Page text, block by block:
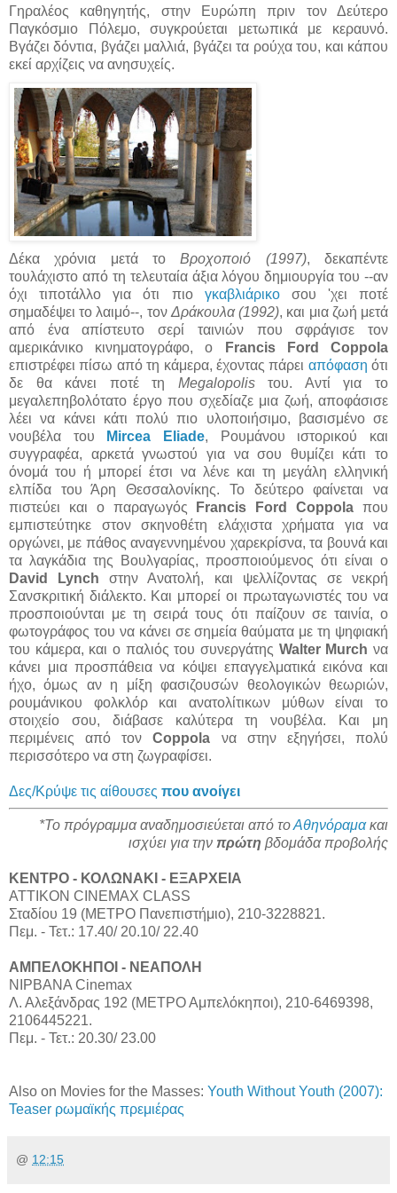
Γηραλέος καθηγητής, στην Ευρώπη πριν τον Δεύτερο
Παγκόσμιο Πόλεμο, συγκρούεται μετωπικά με κεραυνό.
Βγάζει δόντια, βγάζει μαλλιά, βγάζει τα ρούχα του, και κάπου
εκεί αρχίζεις να ανησυχείς.
Δέκα χρόνια μετά τοΒροχοποιό (1997), δεκαπέντε
τουλάχιστο από τη τελευταία άξια λόγου δημιουργία του --αν
όχι τιποτάλλο για ότι πιο γκαβλιάρικοσου 'χει ποτέ
σημαδέψει το λαιμό--, τον Δράκουλα (1992), και μια ζωή μετά
από ένα απίστευτο σερί ταινιών που σφράγισε τον
αμερικάνικο κινηματογράφο, ο
Francis Ford Coppola
επιστρέφει πίσω από τη κάμερα, έχοντας πάρει απόφαση ότι
δε θα κάνει ποτέ τη Megalopolisτου. Αντί για το
μεγαλεπηβολότατο έργο που σχεδίαζε μια ζωή, αποφάσισε
λέει να κάνει κάτι πολύ πιο υλοποιήσιμο, βασισμένο σε
νουβέλα του
Mircea Eliade, Ρουμάνου ιστορικού και
συγγραφέα, αρκετά γνωστού για να σου θυμίζει κάτι το
όνομά του ή μπορεί έτσι να λένε και τη μεγάλη ελληνική
ελπίδα του Άρη Θεσσαλονίκης. Το δεύτερο φαίνεται να
πιστεύει και ο παραγωγός
Francis Ford Coppola που
εμπιστεύτηκε στον σκηνοθέτη ελάχιστα χρήματα για να
οργώνει, με πάθος αναγεννημένου χαρεκρίσνα, τα βουνά και
τα λαγκάδια της Βουλγαρίας, προσποιούμενος ότι είναι ο
David Lynch στην Ανατολή, και ψελλίζοντας σε νεκρή
Σανσκριτική διάλεκτο. Και μπορεί οι πρωταγωνιστές του να
προσποιούνται με τη σειρά τους ότι παίζουν σε ταινία, ο
φωτογράφος του να κάνει σε σημεία θαύματα με τη ψηφιακή
του κάμερα, και ο παλιός του συνεργάτης Walter Murch να
κάνει μια προσπάθεια να κόψει επαγγελματικά εικόνα και
ήχο, όμως αν η μίξη φασιζουσών θεολογικών θεωριών,
ρουμάνικου φολκλόρ και ανατολίτικων μύθων είναι το
στοιχείο σου, διάβασε καλύτερα τη νουβέλα. Και μη
περιμένεις από τονCoppola να στην εξηγήσει, πολύ
περισσότερο να στη ζωγραφίσει.
Δες/Κρύψε τις αίθουσες που ανοίγει
*Το πρόγραμμα αναδημοσιεύεται από τοΑθηνόραμακαι
ισχύει για την πρώτη βδομάδα προβολής
ΚΕΝΤΡΟ - ΚΟΛΩΝΑΚΙ - ΕΞΑΡΧΕΙΑ
ΑΤΤΙΚΟΝ CINEMAX CLASS
Σταδίου 19 (ΜΕΤΡΟ Πανεπιστήμιο), 210-3228821.
Πεμ. - Τετ.: 17.40/ 20.10/ 22.40
ΑΜΠΕΛΟΚΗΠΟΙ - ΝΕΑΠΟΛΗ
ΝΙΡΒΑΝΑ Cinemax
Λ. Αλεξάνδρας 192 (ΜΕΤΡΟ Αμπελόκηποι), 210-6469398,
2106445221.
Πεμ. - Τετ.: 20.30/ 23.00
Also on Movies for the Masses: Youth Without Youth (2007):
Teaser ρωμαϊκής πρεμιέρας
@ 12:15